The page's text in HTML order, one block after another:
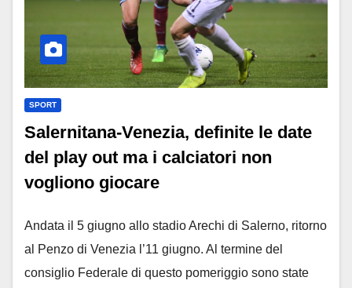
SPORT
Salernitana-Venezia, definite le date
del play out ma i calciatori non
vogliono giocare
Andata il 5 giugno allo stadio Arechi di Salerno, ritorno
al Penzo di Venezia l’11 giugno. Al termine del
consiglio Federale di questo pomeriggio sono state